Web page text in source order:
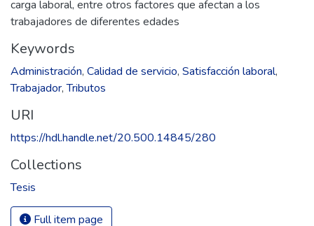
carga laboral, entre otros factores que afectan a los
trabajadores de diferentes edades
Keywords
Administración, Calidad de servicio, Satisfacción laboral,
Trabajador,Tributos
URI
https://hdl.handle.net/20.500.14845/280
Collections
Tesis
Full item page